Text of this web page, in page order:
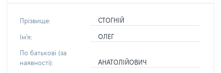
Прізвище: СТОГНІЙ
Ім'я: ОЛЕГ
По батькові (за
наявності):
АНАТОЛІЙОВИЧ